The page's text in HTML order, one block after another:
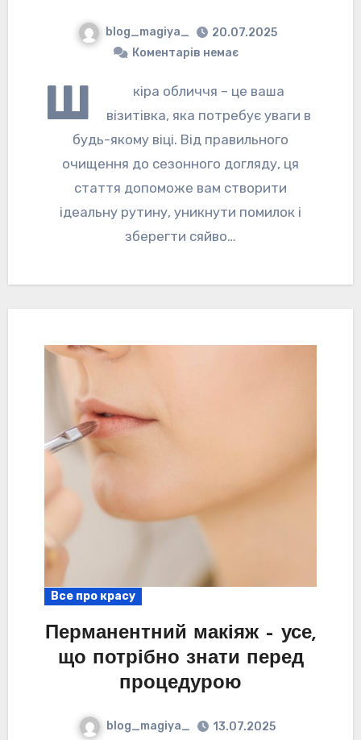
blog_magiya_
20.07.2025
Коментарів немає
Ш
кіра обличчя – це ваша
візитівка, яка потребує уваги в
будь-якому віці. Від правильного
очищення до сезонного догляду, ця
стаття допоможе вам створити
ідеальну рутину, уникнути помилок і
зберегти сяйво…
Все про красу
Перманентний макіяж – усе,
що потрібно знати перед
процедурою
blog_magiya_
13.07.2025